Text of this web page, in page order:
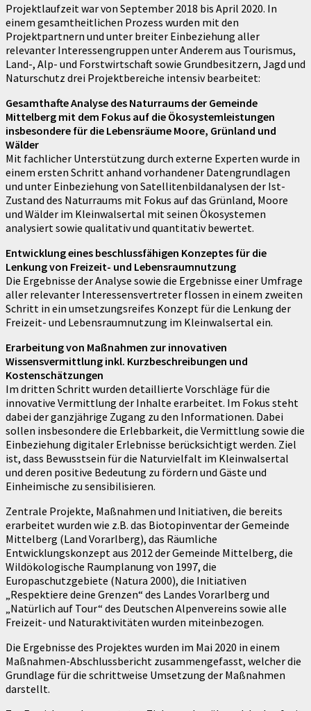
Projektlaufzeit war von September 2018 bis April 2020. In
einem gesamtheitlichen Prozess wurden mit den
Projektpartnern und unter breiter Einbeziehung aller
relevanter Interessengruppen unter Anderem aus Tourismus,
Land-, Alp- und Forstwirtschaft sowie Grundbesitzern, Jagd und
Naturschutz drei Projektbereiche intensiv bearbeitet:
Gesamthafte Analyse des Naturraums der Gemeinde
Mittelberg mit dem Fokus auf die Ökosystemleistungen
insbesondere für die Lebensräume Moore, Grünland und
Wälder
Mit fachlicher Unterstützung durch externe Experten wurde in
einem ersten Schritt anhand vorhandener Datengrundlagen
und unter Einbeziehung von Satellitenbildanalysen der Ist-
Zustand des Naturraums mit Fokus auf das Grünland, Moore
und Wälder im Kleinwalsertal mit seinen Ökosystemen
analysiert sowie qualitativ und quantitativ bewertet.
Entwicklung eines beschlussfähigen Konzeptes für die
Lenkung von Freizeit- und Lebensraumnutzung
Die Ergebnisse der Analyse sowie die Ergebnisse einer Umfrage
aller relevanter Interessensvertreter flossen in einem zweiten
Schritt in ein umsetzungsreifes Konzept für die Lenkung der
Freizeit- und Lebensraumnutzung im Kleinwalsertal ein.
Erarbeitung von Maßnahmen zur innovativen
Wissensvermittlung inkl. Kurzbeschreibungen und
Kostenschätzungen
Im dritten Schritt wurden detaillierte Vorschläge für die
innovative Vermittlung der Inhalte erarbeitet. Im Fokus steht
dabei der ganzjährige Zugang zu den Informationen. Dabei
sollen insbesondere die Erlebbarkeit, die Vermittlung sowie die
Einbeziehung digitaler Erlebnisse berücksichtigt werden. Ziel
ist, dass Bewusstsein für die Naturvielfalt im Kleinwalsertal
und deren positive Bedeutung zu fördern und Gäste und
Einheimische zu sensibilisieren.
Zentrale Projekte, Maßnahmen und Initiativen, die bereits
erarbeitet wurden wie z.B. das Biotopinventar der Gemeinde
Mittelberg (Land Vorarlberg), das Räumliche
Entwicklungskonzept aus 2012 der Gemeinde Mittelberg, die
Wildökologische Raumplanung von 1997, die
Europaschutzgebiete (Natura 2000), die Initiativen
„Respektiere deine Grenzen“ des Landes Vorarlberg und
„Natürlich auf Tour“ des Deutschen Alpenvereins sowie alle
Freizeit- und Naturaktivitäten wurden miteinbezogen.
Die Ergebnisse des Projektes wurden im Mai 2020 in einem
Maßnahmen-Abschlussbericht zusammengefasst, welcher die
Grundlage für die schrittweise Umsetzung der Maßnahmen
darstellt.